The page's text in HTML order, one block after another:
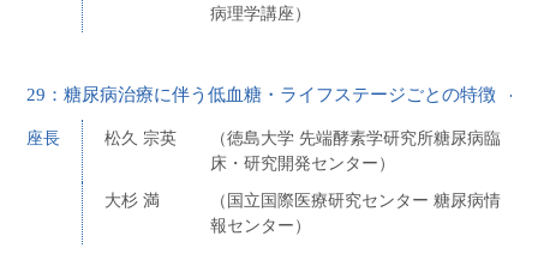
病理学講座）
29：糖尿病治療に伴う低血糖・ライフステージごとの特徴
座長 松久 宗英
（徳島大学 先端酵素学研究所糖尿病臨
床・研究開発センター）
大杉 満
（国立国際医療研究センター 糖尿病情
報センター）